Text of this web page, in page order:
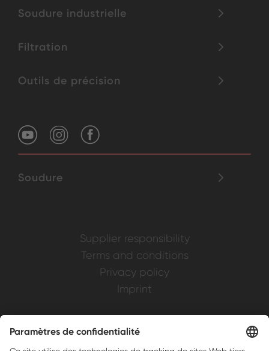
Soudure industrielle
Filtration
Outils de précision
Soudure
Supplier responsibility
Terms and conditions
Privacy policy
Imprint
Brands, Inc.